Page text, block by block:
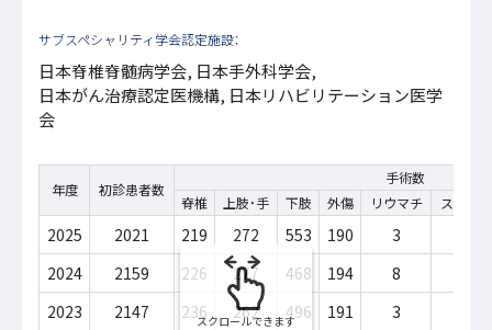
Application Information
募集要項
instagram
利用規約・免責事項
プライバシーポリシー
サブスペシャリティ学会認定施設：
日本脊椎脊髄病学会, 日本手外科学会,
日本がん治療認定医機構, 日本リハビリテーション医学
会
年度 初診患者数
手術数
脊椎
上肢・手 下肢 外傷 リウマチ スポーツ
2025 2021 219 272 553 190 3
2024
2159 226 277 468 194 8
2023
2147 236 262 496 191 3
スクロールできます